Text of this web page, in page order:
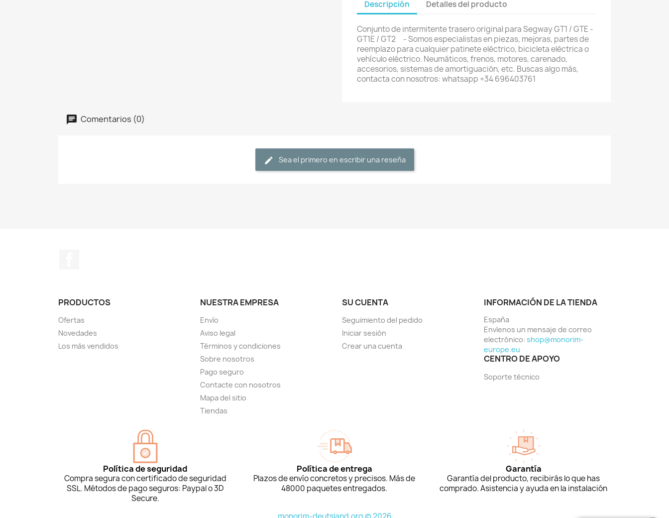
Descripción Detalles del producto
Conjunto de intermitente trasero original para Segway GT1 / GTE -
GT1E / GT2 - Somos especialistas en piezas, mejoras, partes de
reemplazo para cualquier patinete eléctrico, bicicleta eléctrica o
vehículo eléctrico. Neumáticos, frenos, motores, carenado,
accesorios, sistemas de amortiguación, etc. Buscas algo más,
contacta con nosotros: whatsapp +34 696403761
Comentarios (0)
Sea el primero en escribir una reseña
PRODUCTOS
Ofertas
Novedades
Los más vendidos
NUESTRA EMPRESA
Envío
Aviso legal
Términos y condiciones
Sobre nosotros
Pago seguro
Contacte con nosotros
Mapa del sitio
Tiendas
SU CUENTA
Seguimiento del pedido
Iniciar sesión
Crear una cuenta
INFORMACIÓN DE LA TIENDA
España
Envíenos un mensaje de correo
electrónico: shop@monorim-
europe.eu
CENTRO DE APOYO
Soporte técnico
Política de seguridad
Compra segura con certificado de seguridad
SSL. Métodos de pago seguros: Paypal o 3D
Secure.
Política de entrega
Plazos de envío concretos y precisos. Más de
48000 paquetes entregados.
Garantía
Garantía del producto, recibirás lo que has
comprado. Asistencia y ayuda en la instalación